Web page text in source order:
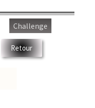
Challenge
Retour